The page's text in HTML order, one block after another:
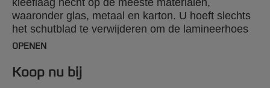
kleeflaag hecht op de meeste materialen,
waaronder glas, metaal en karton. U hoeft slechts
het schutblad te verwijderen om de lamineerhoes
op de gewenste ondergrond te plakken. Glanzende
stuks per verpakking: 100.
OPENEN
Koop nu bij